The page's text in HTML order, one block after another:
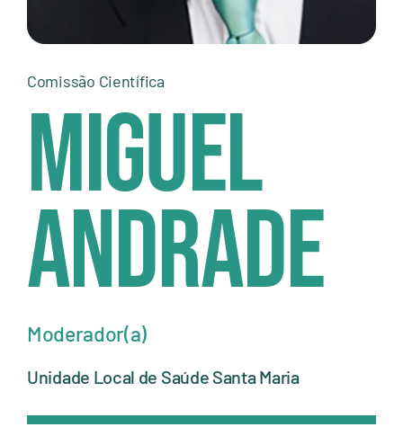
Comissão Científica
Miguel
Andrade
Moderador(a)
Unidade Local de Saúde Santa Maria